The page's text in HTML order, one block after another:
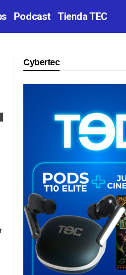
Podcast Tienda TEC
Cybertec